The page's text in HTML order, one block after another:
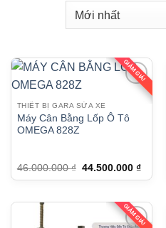
GIẢM GIÁ!
THIẾT BỊ GARA SỬA XE
Máy Cân Bằng Lốp Ô Tô
OMEGA 828Z
46.000.000₫ Giá
44.500.000 ₫Giá
hiện
GIẢM GIÁ!